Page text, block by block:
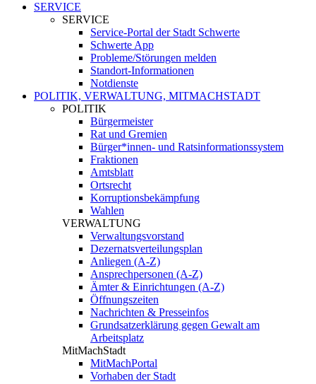
SERVICE
SERVICE
Service-Portal der Stadt Schwerte
Schwerte App
Probleme/Störungen melden
Standort-Informationen
Notdienste
POLITIK, VERWALTUNG, MITMACHSTADT
POLITIK
Bürgermeister
Rat und Gremien
Bürger*innen- und Ratsinformationssystem
Fraktionen
Amtsblatt
Ortsrecht
Korruptionsbekämpfung
Wahlen
VERWALTUNG
Verwaltungsvorstand
Dezernatsverteilungsplan
Anliegen (A-Z)
Ansprechpersonen (A-Z)
Ämter & Einrichtungen (A-Z)
Öffnungszeiten
Nachrichten & Presseinfos
Grundsatzerklärung gegen Gewalt am
Arbeitsplatz
MitMachStadt
MitMachPortal
Vorhaben der Stadt